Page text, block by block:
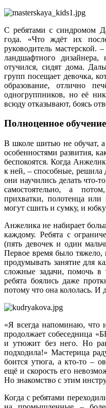
С ребятами с синдромом
года. «Что ждёт их
руководитель мастерской.
ландшафтного
отучился, сидят дома.
групп посещает девочка,
образование, отлично
одногруппников, но её
всюду отказывают, боясь
Полноценное обучение
В школе шитью не обучат,
особенностями развития,
беспокоятся. Когда
к ней, – способные, решила
они научились делать
самостоятельно, а
прихватки, полотенца
могут сшить и сумку, и
Анжелика не набирает
каждому. Ребята с
(пять девочек и один
Первое время было тяжело,
продумывать занятие для
сложные задачи, помочь в
ребята боялись даже
потому что она кололась. И
«Я всегда напоминаю, что
продолжает собеседница
и утюжит без него. Но
подходила!» Мастерица
боится утюга, а кто‑то –
ещё и скорость его
Но знакомство с этим
Когда с ребятами